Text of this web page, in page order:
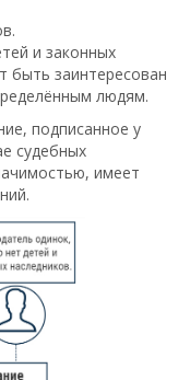
и законных
быть заинтересован
людям.
подписанное у
судебных
имеет